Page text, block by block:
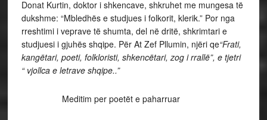
Donat Kurtin, doktor i shkencave, shkruhet me mungesa të
dukshme: “Mbledhës e studjues i folkorit, klerik.” Por nga
rreshtimi i veprave të shumta, del në dritë, shkrimtari e
studjuesi i gjuhës shqipe. Për At Zef Pllumin, njëri qe“Frati,
kangëtari, poeti, folkloristi, shkencëtari, zog i rrallë”, e tjetri
“ vjollca e letrave shqipe..”
Meditim per poetët e paharruar